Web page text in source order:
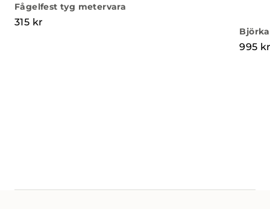
Fågelfest tyg metervara
315 kr
995